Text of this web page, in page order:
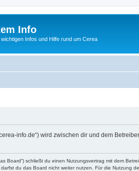
Info
Infos und Hilfe rund um Cerea
info.de“) wird zwischen dir und dem
Board“) schließt du einen Nutzungsvertrag mit dem
du das Board nicht weiter nutzen. Für die Nutzung